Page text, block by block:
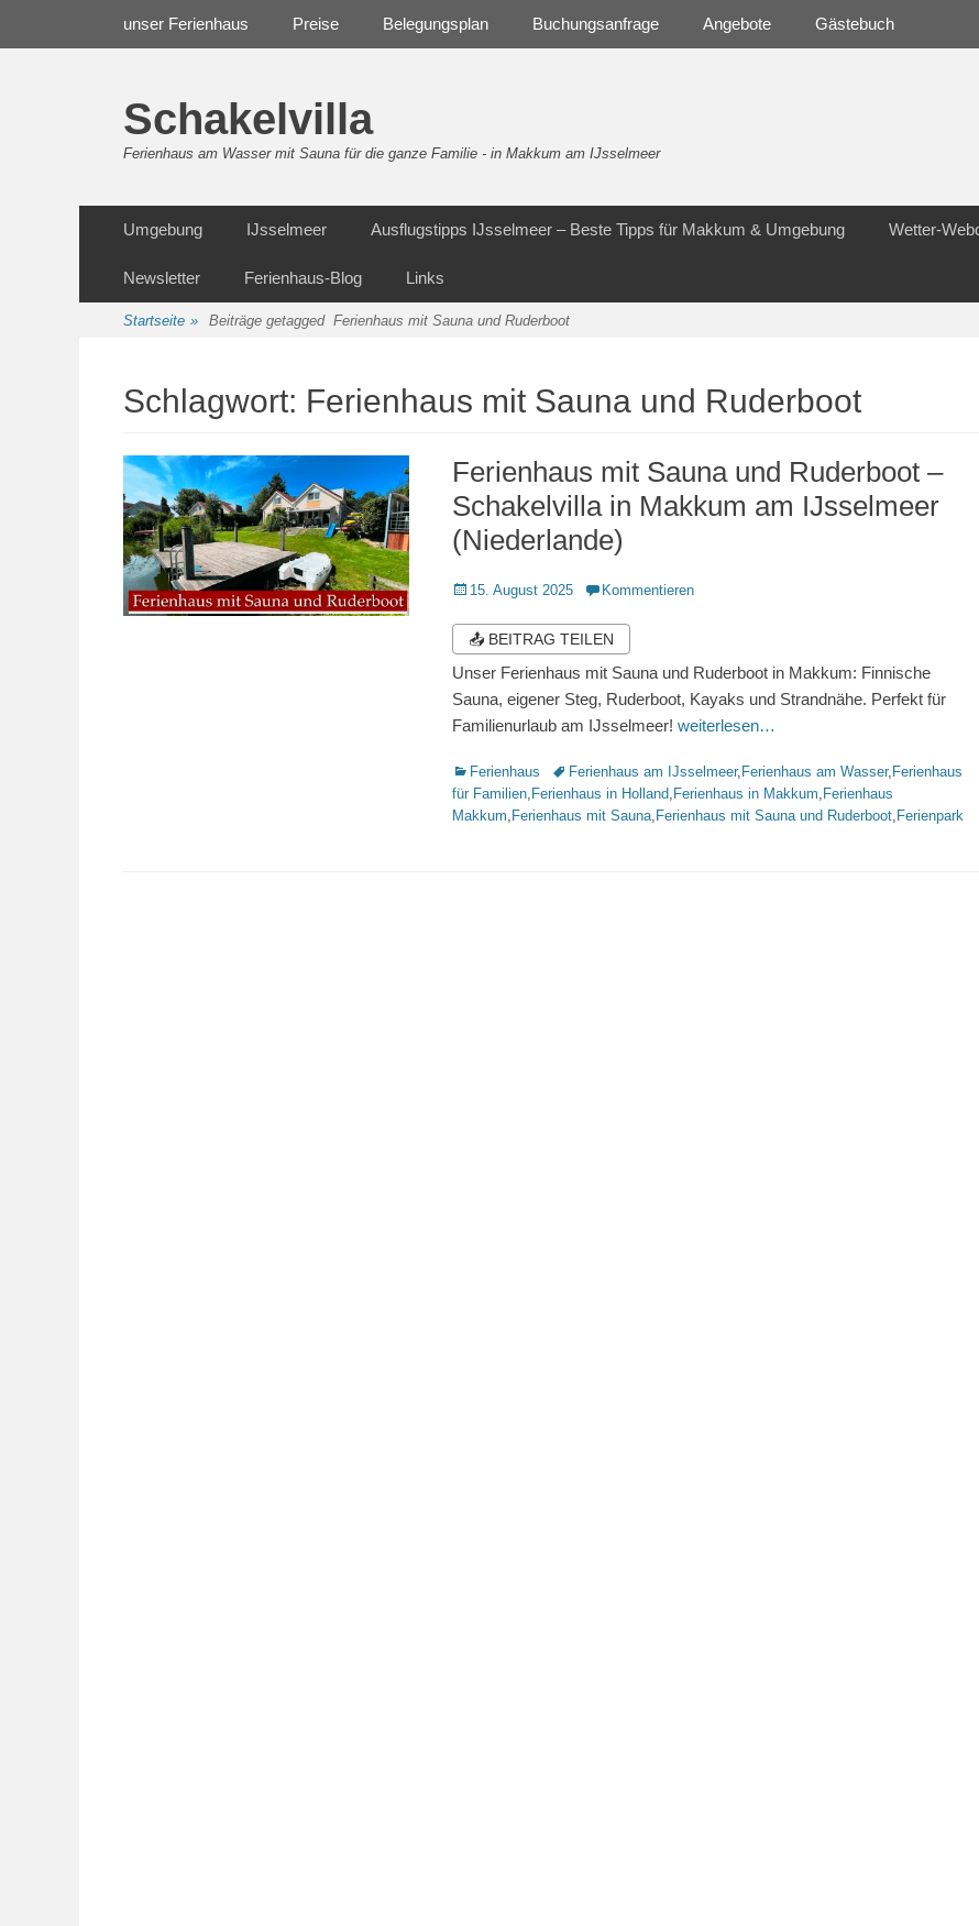
unser Ferienhaus Preise Belegungsplan Buchungsanfrage Angebote Gästebuch
Schakelvilla
Ferienhaus am Wasser mit Sauna für die ganze Familie - in Makkum am IJsselmeer
Inhalt
Umgebung IJsselmeer Ausflugstipps IJsselmeer – Beste Tipps für Makkum & Umgebung Wetter-
Newsletter Ferienhaus-Blog Links
Startseite » Beiträge getagged Ferienhaus mit Sauna und Ruderboot
Schlagwort: Ferienhaus mit Sauna und Ruderboot
Ferienhaus mit Sauna und Ruderboot –
Schakelvilla in Makkum am IJsselmeer
(Niederlande)
Veröffentlicht
15. August 2025 Kommentieren
📤 BEITRAG TEILEN
Unser Ferienhaus mit Sauna und Ruderboot in Makkum: Finnische
Sauna, eigener Steg, Ruderboot, Kayaks und Strandnähe. Perfekt für
Familienurlaub am IJsselmeer! weiterlesen…
Kategorien
Ferienhaus Schlagworte
Ferienhaus am IJsselmeer, Ferienhaus am Wasser, Ferienhaus
für Familien, Ferienhaus in Holland, Ferienhaus in Makkum, Ferienhaus
Makkum, Ferienhaus mit Sauna, Ferienhaus mit Sauna und Ruderboot, Ferienpark